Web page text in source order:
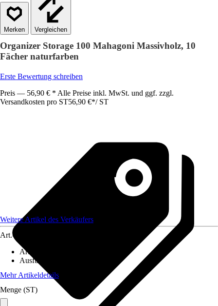
Vergleichen
Organizer Storage 100 Mahagoni Massivholz, 10
Fächer naturfarben
Erste Bewertung schreiben
Preis — 56,90 € * Alle Preise inkl. MwSt. und ggf. zzgl.
Versandkosten pro ST56,90 €*/ ST
Weitere Artikel des Verkäufers
Art.-Nr.
Artikeltyp
Ausführung
Mehr Artikeldetails
Menge (ST)